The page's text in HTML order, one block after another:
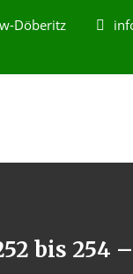
Döberitz
bis 254